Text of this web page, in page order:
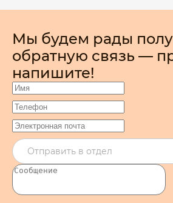
Мы будем рады
обратную связь —
напишите!